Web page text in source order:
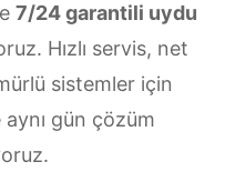
7/24 garantili uydu
Hızlı servis, net
sistemler için
gün çözüm